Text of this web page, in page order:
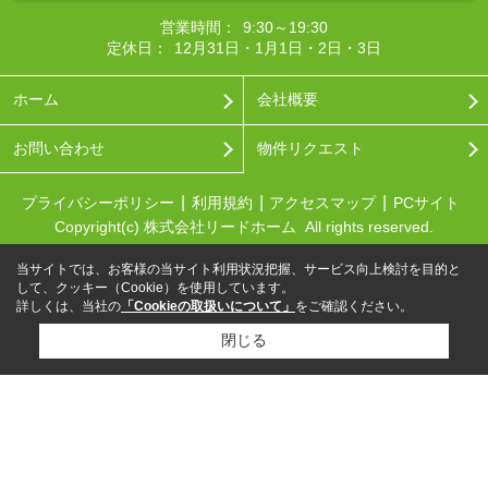
営業時間：
9:30～19:30
定休日：
12月31日・1月1日・2日・3日
ホーム 会社概要
お問い合わせ 物件リクエスト
プライバシーポリシー 利用規約 アクセスマップ
PCサイト
Copyright(c) 株式会社リードホーム All rights reserved.
当サイトでは、お客様の当サイト利用状況把握、サービス向上検討を目的と
して、クッキー（Cookie）を使用しています。
詳しくは、当社の 「Cookieの取扱いについて」 をご確認ください。
閉じる